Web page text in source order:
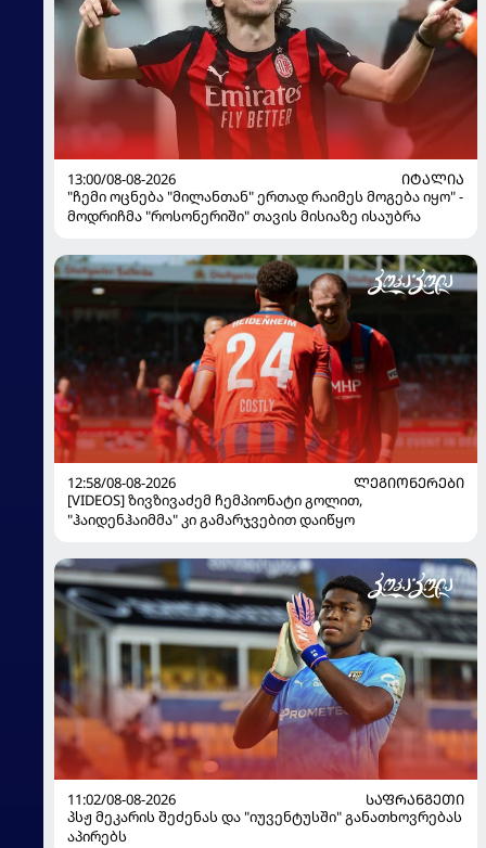
13:00/08-08-2026
ᲘᲢᲐᲚᲘᲐ
"ჩემი ოცნება "მილანთან" ერთად რაიმეს მოგება იყო" -
მოდრიჩმა "როსონერიში" თავის მისიაზე ისაუბრა
12:58/08-08-2026
ᲚᲔᲒᲘᲝᲜᲔᲠᲔᲑᲘ
[VIDEOS] ზივზივაძემ ჩემპიონატი გოლით,
"ჰაიდენჰაიმმა" კი გამარჯვებით დაიწყო
11:02/08-08-2026
ᲡᲐᲤᲠᲐᲜᲒᲔᲗᲘ
პსჟ მეკარის შეძენას და "იუვენტუსში" განათხოვრებას
აპირებს